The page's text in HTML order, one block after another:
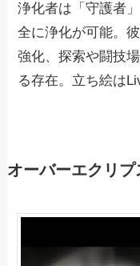
浄化者は「守護者
全に浄化が可能。
強化、探索や闘技
る存在。立ち絵は
オーバーエクリ